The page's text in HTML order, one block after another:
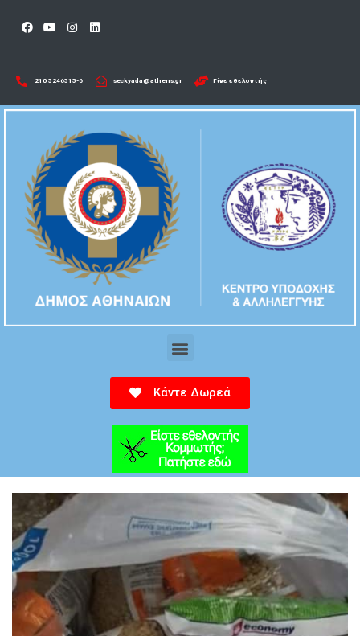
210 5246515-6​ seckyada@athens.gr Γίνε εθελοντής
Κάντε Δωρεά